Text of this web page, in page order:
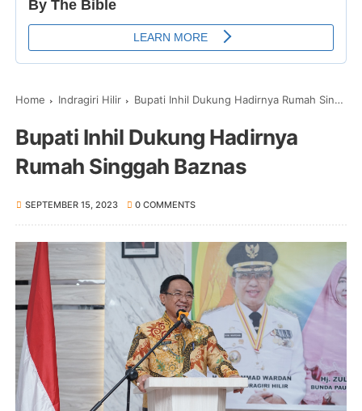
Home Indragiri Hilir Bupati Inhil Dukung Hadirnya Rumah Singgah Baznas
Bupati Inhil Dukung Hadirnya
Rumah Singgah Baznas
SEPTEMBER 15, 2023 0 COMMENTS